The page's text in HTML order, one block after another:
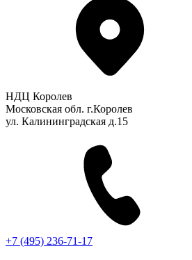
НДЦ Королев
Московская обл. г.Королев
ул. Калининградская д.15
+7 (495) 236-71-17